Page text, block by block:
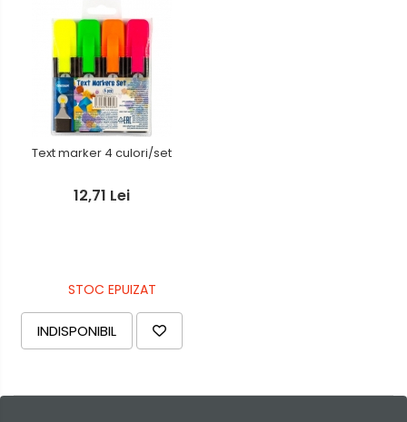
Text marker 4 culori/set
12,71 Lei
STOC EPUIZAT
INDISPONIBIL